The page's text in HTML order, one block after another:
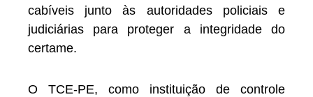
cabíveis junto às autoridades policiais e
judiciárias para proteger a integridade do
certame.
O TCE-PE, como instituição de controle